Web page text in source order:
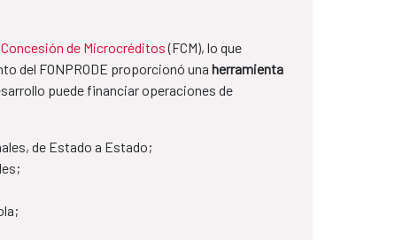
de Microcréditos(FCM), lo que
del FONPRODE proporcionó una herramienta
puede financiar operaciones de
de Estado a Estado​;